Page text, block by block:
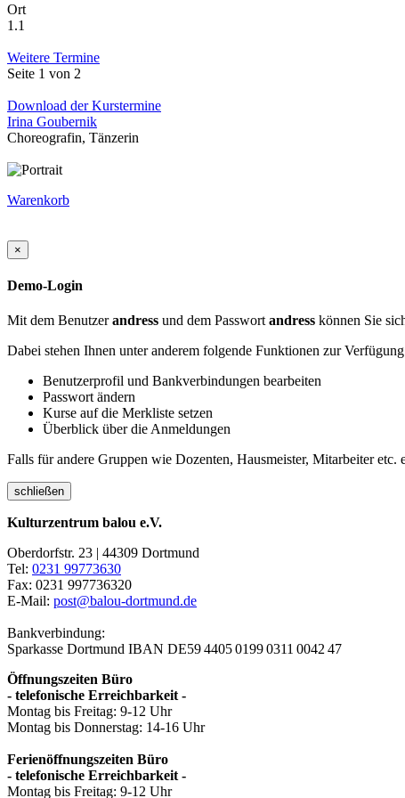
Ort
1.1
Weitere Termine
Seite 1 von 2
Download der Kurstermine
Irina Goubernik
Choreografin, Tänzerin
Warenkorb
×
Demo-Login
Mit dem Benutzerandress und dem Passwort andress können Sie
Dabei stehen Ihnen unter anderem folgende Funktionen zur
Benutzerprofil und Bankverbindungen bearbeiten
Passwort ändern
Kurse auf die Merkliste setzen
Überblick über die Anmeldungen
Falls für andere Gruppen wie Dozenten, Hausmeister, Mitarbeiter
schließen
Kulturzentrum balou e.V.
Oberdorfstr. 23 | 44309 Dortmund
Tel: 0231 99773630
Fax: 0231 997736320
E-Mail: post@balou-dortmund.de
Bankverbindung:
Sparkasse Dortmund IBAN DE59 4405 0199 0311 0042 47
Öffnungszeiten Büro
- telefonische Erreichbarkeit -
Montag bis Freitag: 9-12 Uhr
Montag bis Donnerstag: 14-16 Uhr
Ferienöffnungszeiten Büro
- telefonische Erreichbarkeit -
Montag bis Freitag: 9-12 Uhr